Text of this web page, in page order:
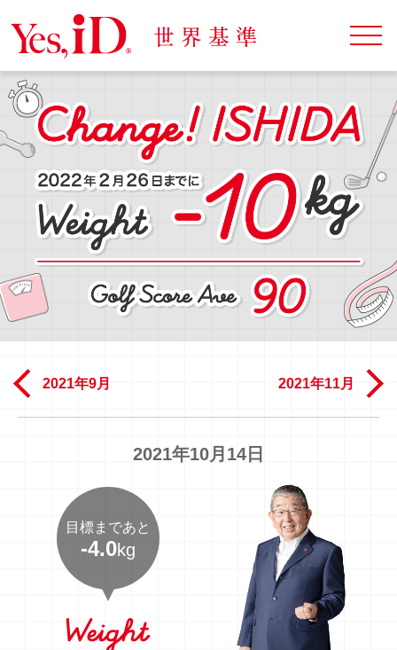
2021年9月 2021年11月
2021年10月14日
目標まであと
-4.0kg